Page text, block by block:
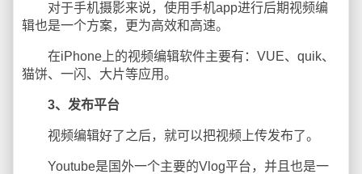
对于手机摄影来说，使用手机app进行后期视频编
辑也是一个方案，更为高效和高速。
在iPhone上的视频编辑软件主要有：VUE、quik、
猫饼、一闪、大片等应用。
3、发布平台
视频编辑好了之后，就可以把视频上传发布了。
Youtube是国外一个主要的Vlog平台，并且也是一